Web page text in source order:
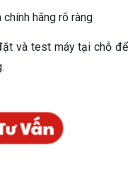
hãng rõ ràng
và test máy tại chỗ để